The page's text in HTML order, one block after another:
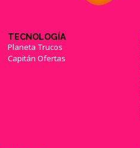
TECNOLOGÍA
Planeta Trucos
Capitán Ofertas